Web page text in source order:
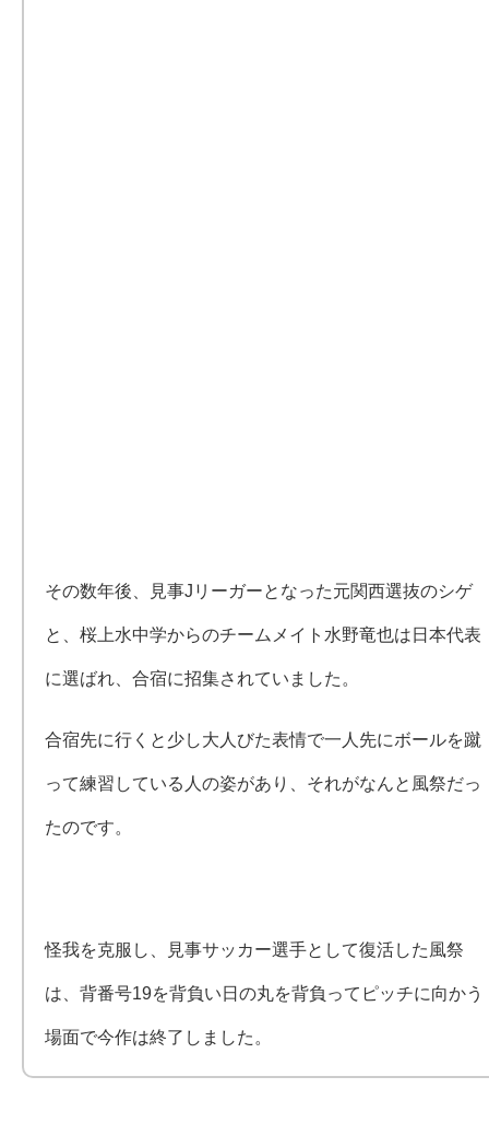
その数年後、見事Jリーガーとなった元関西選抜のシゲ
と、桜上水中学からのチームメイト水野竜也は日本代表
に選ばれ、合宿に招集されていました。
合宿先に行くと少し大人びた表情で一人先にボールを蹴
って練習している人の姿があり、それがなんと風祭だっ
たのです。
怪我を克服し、見事サッカー選手として復活した風祭
は、背番号19を背負い日の丸を背負ってピッチに向かう
場面で今作は終了しました。